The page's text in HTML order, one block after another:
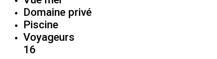
Domaine privé
Piscine
Voyageurs
16